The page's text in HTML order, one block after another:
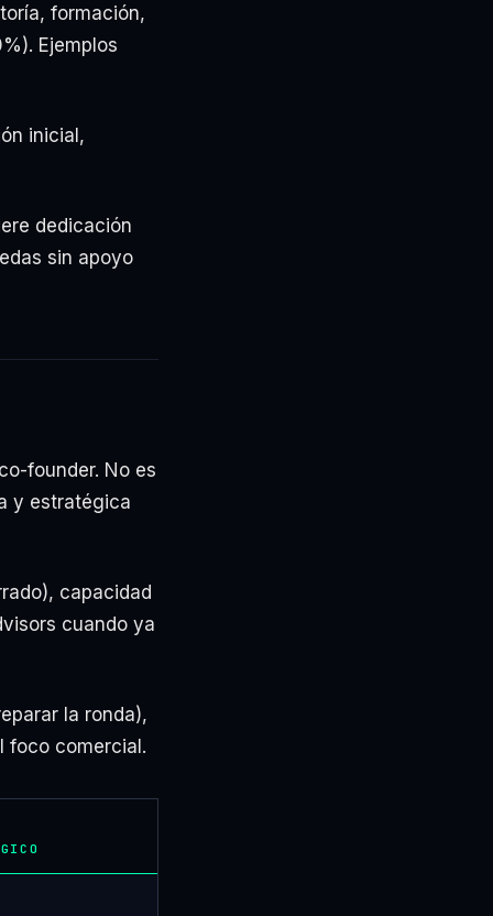
formación,
Ejemplos
inicial,
dedicación
sin apoyo
founder. No es
y estratégica
capacidad
cuando ya
la ronda),
foco comercial.